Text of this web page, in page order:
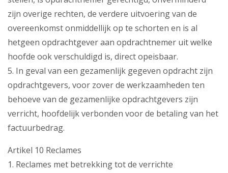
zijn overige rechten, de verdere uitvoering van de
overeenkomst onmiddellijk op te schorten en is al
hetgeen opdrachtgever aan opdrachtnemer uit welke
hoofde ook verschuldigd is, direct opeisbaar.
5. In geval van een gezamenlijk gegeven opdracht zijn
opdrachtgevers, voor zover de werkzaamheden ten
behoeve van de gezamenlijke opdrachtgevers zijn
verricht, hoofdelijk verbonden voor de betaling van het
factuurbedrag.
Artikel 10 Reclames
1. Reclames met betrekking tot de verrichte